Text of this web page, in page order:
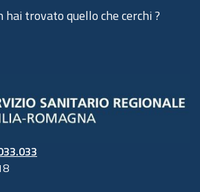
hai trovato quello che cerchi ?